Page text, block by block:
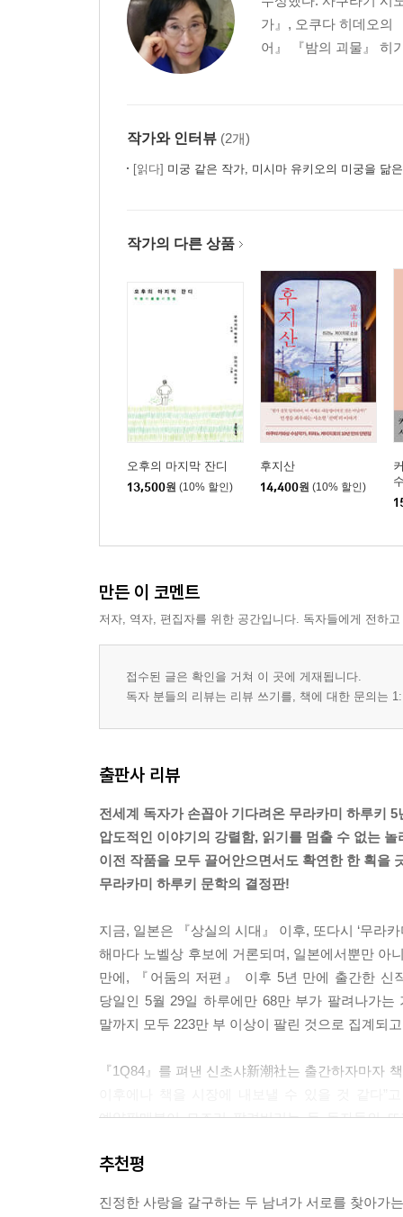
가』, 오쿠다 히데오의
어』 『밤의 괴물』 히
작가와 인터뷰 (2개)
[읽다] 미궁 같은 작가, 미시마 유키오의 미궁을 닮
작가의 다른 상품
오후의 마지막 잔디
13,500원 (10% 할인)
후지산
14,400원 (10% 할인)
만든 이 코멘트
저자, 역자, 편집자를 위한 공간입니다. 독자들에게 전하
접수된 글은 확인을 거쳐 이 곳에 게재됩니다.
독자 분들의 리뷰는 리뷰 쓰기를, 책에 대한 문의는
출판사 리뷰
전세계 독자가 손꼽아 기다려온 무라카미 하루키
압도적인 이야기의 강렬함, 읽기를 멈출 수 없는 놀
이전 작품을 모두 끌어안으면서도 확연한 한 획을
무라카미 하루키 문학의 결정판!
지금, 일본은 『상실의 시대』 이후, 또다시 ‘무라
해마다 노벨상 후보에 거론되며, 일본에서뿐만 아
만에, 『어둠의 저편』 이후 5년 만에 출간한 신
당일인 5월 29일 하루에만 68만 부가 팔려나가
말까지 모두 223만 부 이상이 팔린 것으로 집계되
『1Q84』를 펴낸 신초샤新潮社는 출간하자마자
예약판매분이 모조리 팔려버리는 등 독자들의
독자들이 줄을 서서 구했던 『1Q84』 1,2권은 출
추천평
진정한 사랑을 갈구하는 두 남녀가 서로를 찾아가